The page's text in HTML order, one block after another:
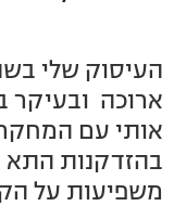
העיסוק שלי
ארוכה ובעיקר
אותי עם
בהזדקנות התא
משפיעות על